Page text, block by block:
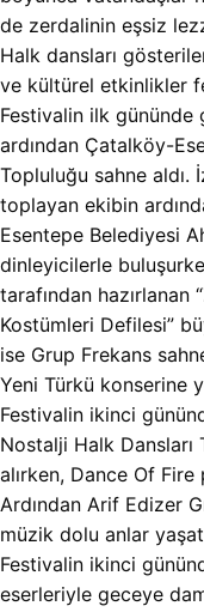
de zerdalinin eşsiz
Halk dansları
ve kültürel etkinlikler
Festivalin ilk
ardından Çatalköy-
Topluluğu sahne aldı.
toplayan ekibin
Esentepe Belediyesi
dinleyicilerle
tarafından hazırlanan
Kostümleri Defilesi”
ise Grup Frekans
Yeni Türkü konserine
Festivalin ikinci
Nostalji Halk
alırken, Dance Of
Ardından Arif Edizer
müzik dolu anlar
Festivalin ikinci
eserleriyle geceye